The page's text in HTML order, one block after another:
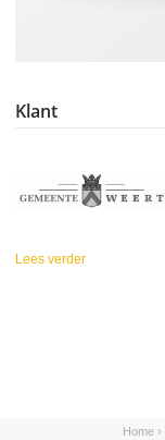
Klant
Lees verder
Home›